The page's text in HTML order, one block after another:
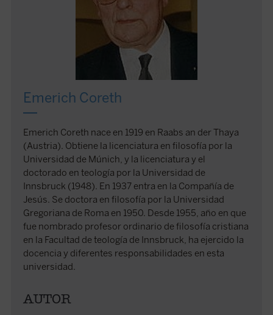
Emerich Coreth
Emerich Coreth nace en 1919 en Raabs an der Thaya
(Austria). Obtiene la licenciatura en filosofía por la
Universidad de Múnich, y la licenciatura y el
doctorado en teología por la Universidad de
Innsbruck (1948). En 1937 entra en la Compañía de
Jesús. Se doctora en filosofía por la Universidad
Gregoriana de Roma en 1950. Desde 1955, año en que
fue nombrado profesor ordinario de filosofía cristiana
en la Facultad de teología de Innsbruck, ha ejercido la
docencia y diferentes responsabilidades en esta
universidad.
AUTOR